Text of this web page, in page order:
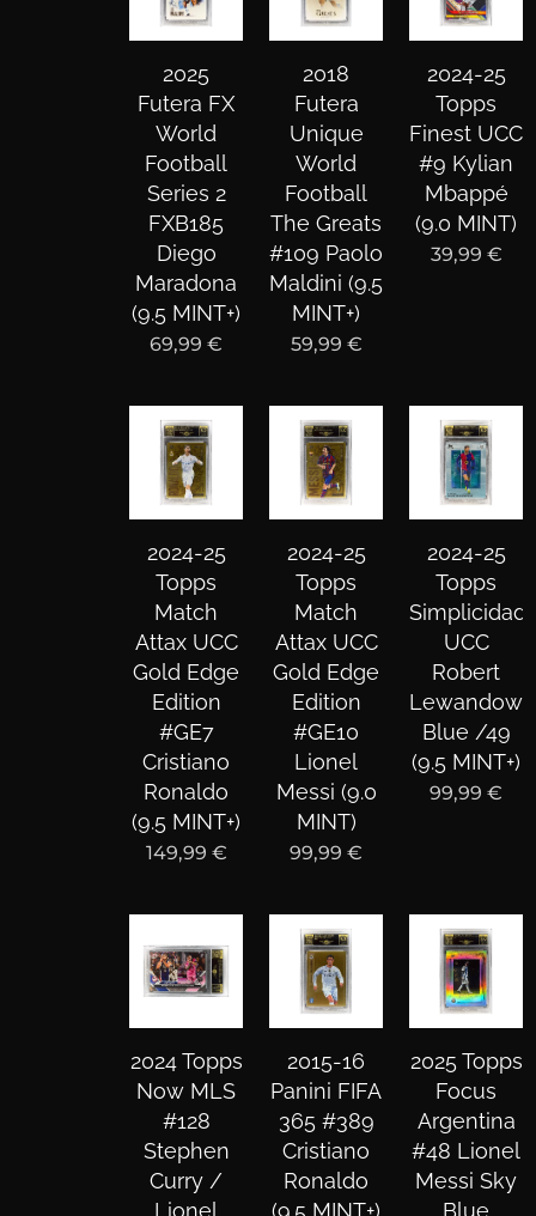
2025
Futera FX
World
Football
Series 2
FXB185
Diego
Maradona
(9.5 MINT+)
69,99 €
2018
Futera
Unique
World
Football
The Greats
#109 Paolo
Maldini (9.5
MINT+)
59,99 €
2024-25
Topps
Finest UCC
#9 Kylian
Mbappé
(9.0 MINT)
39,99 €
2024-25
Topps
Match
Attax UCC
Gold Edge
Edition
#GE7
Cristiano
Ronaldo
(9.5 MINT+)
149,99 €
2024-25
Topps
Match
Attax UCC
Gold Edge
Edition
#GE10
Lionel
Messi (9.0
MINT)
99,99 €
2024-25
Topps
Simplicidad
UCC
Robert
Blue /49
(9.5 MINT+)
99,99 €
2024 Topps
Now MLS
#128
Stephen
Curry /
2015-16
Panini FIFA
365 #389
Cristiano
Ronaldo
2025 Topps
Focus
Argentina
#48 Lionel
Messi Sky